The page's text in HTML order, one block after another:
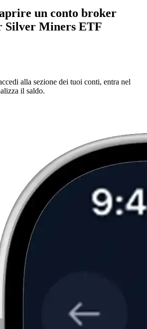
un conto broker
Silver Miners ETF
alla sezione dei tuoi conti, entra nel
il saldo.